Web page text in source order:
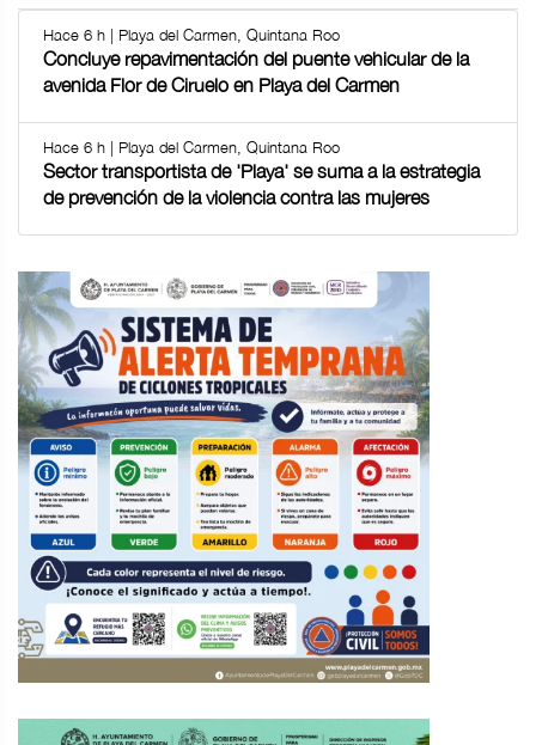
Hace 6 h | Playa del Carmen, Quintana Roo
Concluye repavimentación del puente vehicular de la
avenida Flor de Ciruelo en Playa del Carmen
Hace 6 h | Playa del Carmen, Quintana Roo
Sector transportista de 'Playa' se suma a la estrategia
de prevención de la violencia contra las mujeres